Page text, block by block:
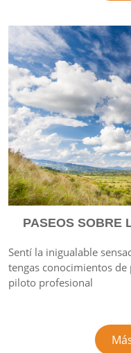
PASEOS SOBRE
Sentí la inigualable
tengas conocimientos
piloto profesional